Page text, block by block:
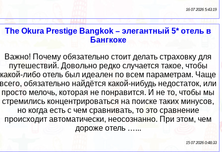
16 07 2026 5:43:19
The Okura Prestige Bangkok – элегантный 5* отель в
Бангкоке
Важно! Почему обязательно стоит делать страховку для
путешествий. Довольно редко случается такое, чтобы
какой-либо отель был идеален по всем параметрам. Чаще
всего, обязательно найдётся какой-нибудь недостаток, или
просто мелочь, которая не понравится. И не то, чтобы мы
стремились концентрироваться на поиске таких минусов,
но когда есть с чем сравнивать, то это сравнение
происходит автоматически, неосознанно. При этом, чем
дороже отель …...
15 07 2026 0:48:33